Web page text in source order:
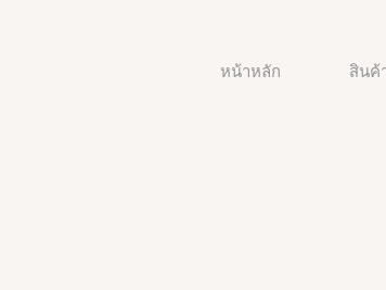
หน้าหลัก สินค้